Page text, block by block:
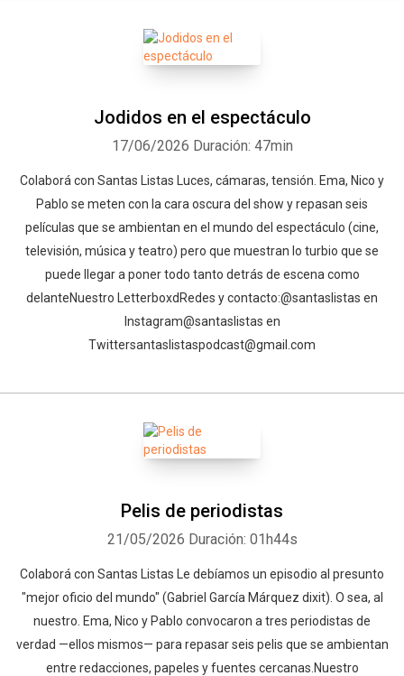
Jodidos en el espectáculo
17/06/2026 Duración: 47min
⁠⁠⁠⁠⁠⁠Colaborá con Santas Listas⁠⁠⁠⁠⁠⁠⁠⁠⁠⁠⁠⁠ ⁠⁠Luces, cámaras, tensión. Ema, Nico y
Pablo se meten con la cara oscura del show y repasan seis
películas que se ambientan en el mundo del espectáculo (cine,
televisión, música y teatro) pero que muestran lo turbio que se
puede llegar a poner todo tanto detrás de escena como
delanteNuestro Letterboxd⁠⁠⁠⁠⁠⁠⁠⁠⁠⁠⁠⁠⁠⁠⁠⁠⁠⁠⁠⁠⁠⁠⁠⁠⁠⁠⁠⁠⁠⁠⁠⁠⁠⁠⁠⁠⁠⁠⁠⁠⁠Redes y contacto:⁠⁠⁠⁠⁠⁠⁠⁠⁠⁠⁠⁠⁠⁠⁠⁠⁠⁠⁠⁠⁠⁠⁠⁠⁠⁠⁠⁠⁠⁠⁠⁠⁠⁠⁠⁠⁠⁠⁠⁠⁠@santaslistas⁠⁠⁠⁠⁠⁠⁠⁠⁠⁠⁠⁠⁠⁠⁠⁠⁠⁠⁠⁠⁠⁠⁠⁠⁠⁠⁠⁠⁠⁠⁠⁠⁠⁠⁠⁠⁠⁠⁠⁠⁠ en
Instagram⁠⁠⁠⁠⁠⁠⁠⁠⁠⁠⁠⁠⁠⁠⁠⁠⁠⁠⁠⁠⁠⁠⁠⁠⁠⁠⁠⁠⁠⁠⁠⁠⁠⁠⁠⁠⁠⁠⁠⁠⁠@santaslistas⁠⁠⁠⁠⁠⁠⁠⁠⁠⁠⁠⁠⁠⁠⁠⁠⁠⁠⁠⁠⁠ en
Twitter⁠⁠⁠⁠⁠⁠⁠⁠⁠⁠⁠⁠⁠⁠⁠⁠⁠⁠⁠⁠⁠⁠⁠⁠⁠⁠⁠⁠⁠⁠⁠⁠⁠⁠⁠⁠⁠⁠⁠⁠⁠santaslistaspodcast@gmail.com⁠
Pelis de periodistas
21/05/2026 Duración: 01h44s
⁠⁠⁠⁠⁠Colaborá con Santas Listas⁠⁠⁠⁠⁠⁠⁠⁠⁠⁠⁠⁠ ⁠⁠Le debíamos un episodio al presunto
"mejor oficio del mundo" (Gabriel García Márquez dixit). O sea, al
nuestro. Ema, Nico y Pablo convocaron a tres periodistas de
verdad —ellos mismos— para repasar seis pelis que se ambientan
entre redacciones, papeles y fuentes cercanas.Nuestro